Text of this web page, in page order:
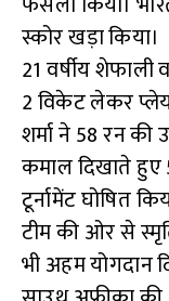
स्कोर खड़ा किया।
21 वर्षीय शेफाली
2 विकेट लेकर
शर्मा ने 58 रन
कमाल दिखाते
टूर्नामेंट घोषित
टीम की ओर से
भी अहम योगदान